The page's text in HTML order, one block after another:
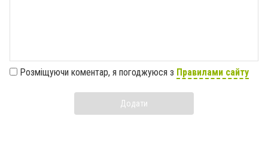
Розміщуючи коментар, я погоджуюся з Правилами сайту
Додати